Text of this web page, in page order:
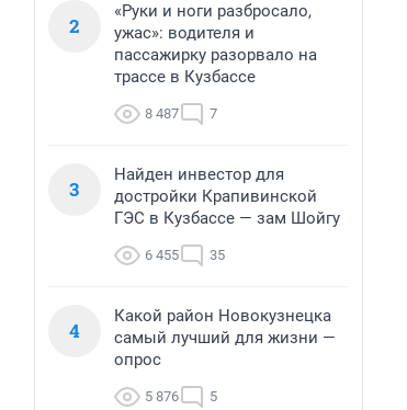
2
«Руки и ноги разбросало,
ужас»: водителя и
пассажирку разорвало на
трассе в Кузбассе
8 487 7
3
Найден инвестор для
достройки Крапивинской
ГЭС в Кузбассе — зам Шойгу
6 455 35
4
Какой район Новокузнецка
самый лучший для жизни —
опрос
5 876 5